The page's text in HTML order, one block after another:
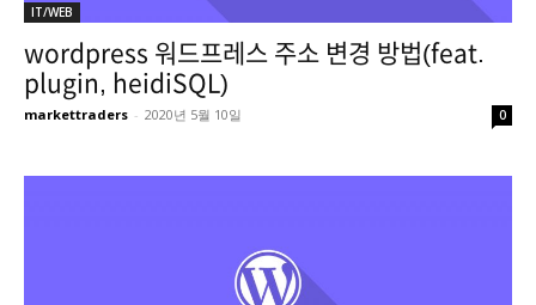
IT/WEB
wordpress 워드프레스 주소 변경 방법(feat.
plugin, heidiSQL)
markettraders - 2020년 5월 10일 0